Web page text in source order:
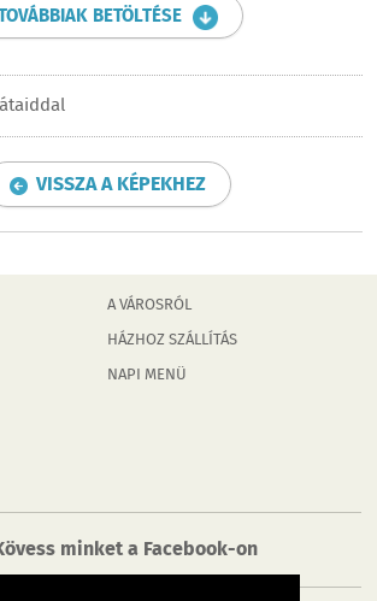
BETÖLTÉSE
VISSZA A KÉPEKHEZ
A VÁROSRÓL
HÁZHOZ SZÁLLÍTÁS
NAPI MENÜ
minket a Facebook-on